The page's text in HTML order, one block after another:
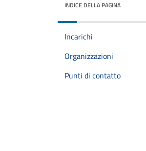
INDICE DELLA PAGINA
Incarichi
Organizzazioni
Punti di contatto